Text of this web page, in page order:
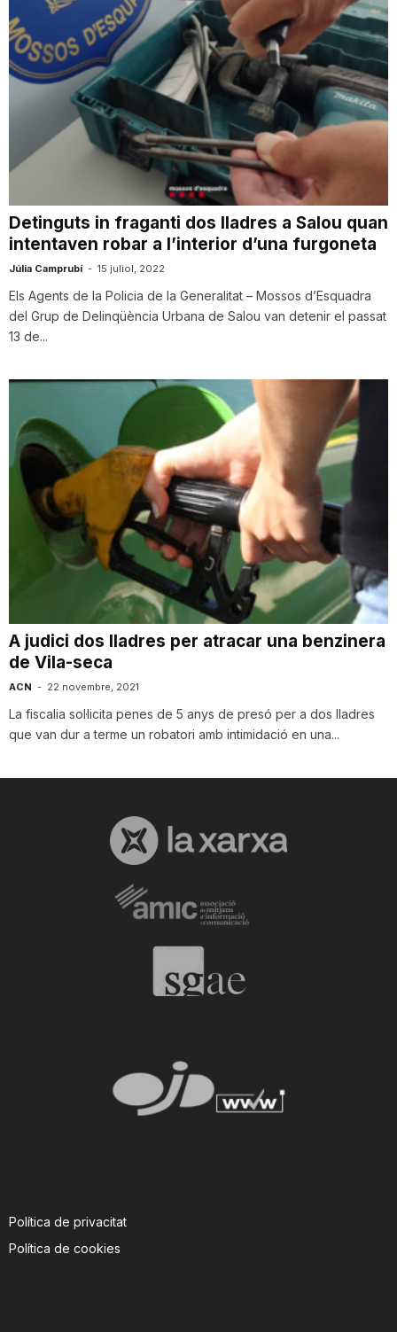
Detinguts in fraganti dos lladres a Salou quan
intentaven robar a l’interior d’una furgoneta
Júlia Camprubí - 15 juliol, 2022
Els Agents de la Policia de la Generalitat – Mossos d’Esquadra
del Grup de Delinqüència Urbana de Salou van detenir el passat
13 de...
A judici dos lladres per atracar una benzinera
de Vila-seca
ACN - 22 novembre, 2021
La fiscalia sol·licita penes de 5 anys de presó per a dos lladres
que van dur a terme un robatori amb intimidació en una...
Política de privacitat
Política de cookies